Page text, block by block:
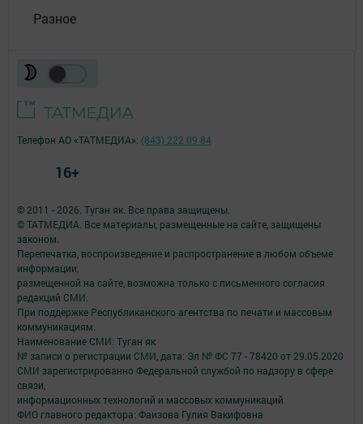
Разное
© 2011 - 2026. Туган як. Все права защищены.
© ТАТМЕДИА. Все материалы, размещенные на сайте, защищены
законом.
Перепечатка, воспроизведение и распространение в любом объеме
информации,
размещенной на сайте, возможна только с письменного согласия
редакций СМИ.
При поддержке Республиканского агентства по печати и массовым
коммуникациям.
Наименование СМИ: Туган як
№ записи о регистрации СМИ, дата: Эл № ФС 77 - 78420 от 29.05.2020
СМИ зарегистрированно Федеральной службой по надзору в сфере
связи,
информационных технологий и массовых коммуникаций
ФИО главного редактора: Фаизова Гулия Вакифовна
Телефон АО «ТАТМЕДИА»: (843) 222 09 84
16+